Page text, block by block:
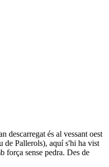
descarregat és al vessant oest
de Pallerols), aquí s'hi ha vist
força sense pedra. Des de